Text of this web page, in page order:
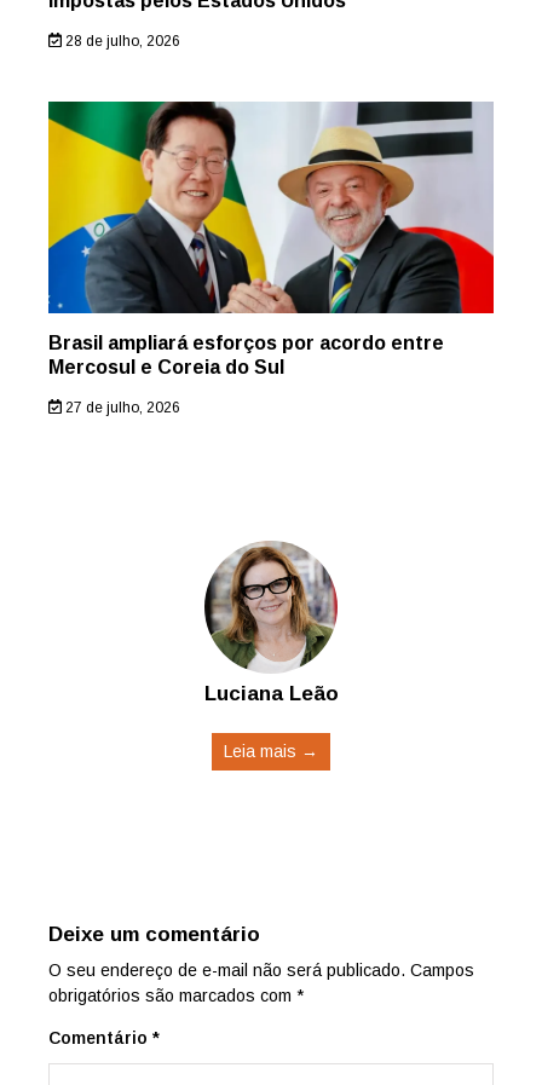
28 de julho, 2026
Brasil ampliará esforços por acordo entre
Mercosul e Coreia do Sul
27 de julho, 2026
Luciana Leão
Leia mais →
Deixe um comentário
O seu endereço de e-mail não será publicado. Campos
obrigatórios são marcados com *
Comentário *